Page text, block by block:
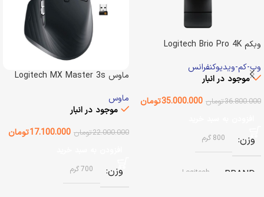
وبکم Logitech Brio Pro 4K
وب-کم-ویدیوکنفرانس
موجود در انبار
36.800.000تومان 35.000.000تومان
وزن 800 گرم
BRAND
Logitech
ماوس Logitech MX Master 3s
ماوس
موجود در انبار
22.000.000تومان 17.100.000تومان
وزن 700 گرم